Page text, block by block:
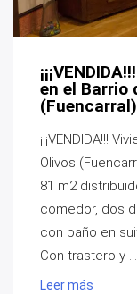
en el Barrio
¡¡¡VENDIDA!!!
Olivos
81 m2
comedor, dos
con baño en
Con trastero y ...
Leer más